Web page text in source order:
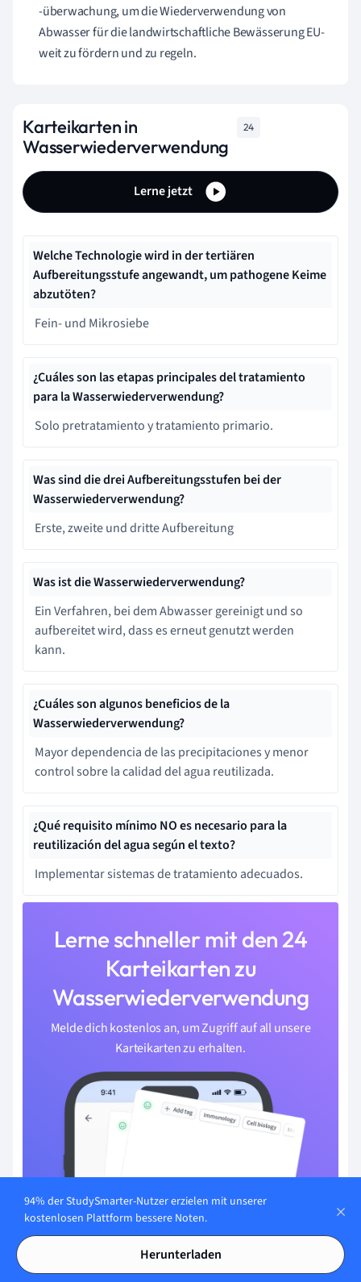
-überwachung, um die Wiederverwendung von
Abwasser für die landwirtschaftliche Bewässerung EU-
weit zu fördern und zu regeln.
Karteikarten in
Wasserwiederverwendung
24
Lerne jetzt
Welche Technologie wird in der tertiären
Aufbereitungsstufe angewandt, um pathogene Keime
abzutöten?
Fein- und Mikrosiebe
¿Cuáles son las etapas principales del tratamiento
para la Wasserwiederverwendung?
Solo pretratamiento y tratamiento primario.
Was sind die drei Aufbereitungsstufen bei der
Wasserwiederverwendung?
Erste, zweite und dritte Aufbereitung
Was ist die Wasserwiederverwendung?
Ein Verfahren, bei dem Abwasser gereinigt und so
aufbereitet wird, dass es erneut genutzt werden
kann.
¿Cuáles son algunos beneficios de la
Wasserwiederverwendung?
Mayor dependencia de las precipitaciones y menor
control sobre la calidad del agua reutilizada.
¿Qué requisito mínimo NO es necesario para la
reutilización del agua según el texto?
Implementar sistemas de tratamiento adecuados.
Lerne schneller mit den 24
Karteikarten zu
Wasserwiederverwendung
Melde dich kostenlos an, um Zugriff auf all unsere
Karteikarten zu erhalten.
94% der StudySmarter-Nutzer erzielen mit unserer
kostenlosen Plattform bessere Noten.
Herunterladen